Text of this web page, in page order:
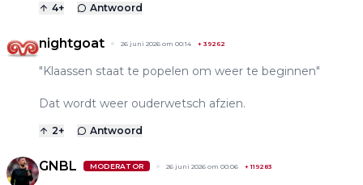
4+ Antwoord
nightgoat 26 juni 2026 om 00:14 + 39262
"Klaassen staat te popelen om weer te beginnen"
Dat wordt weer ouderwetsch afzien.
2+ Antwoord
GNBL MODERATOR 26 juni 2026 om 00:06 +119283